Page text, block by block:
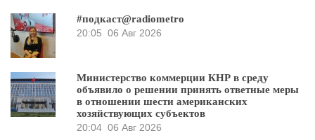
#подкаст@radiometro
20:05 06 Авг 2026
Министерство коммерции КНР в среду
объявило о решении принять ответные меры
в отношении шести американских
хозяйствующих субъектов
20:04 06 Авг 2026